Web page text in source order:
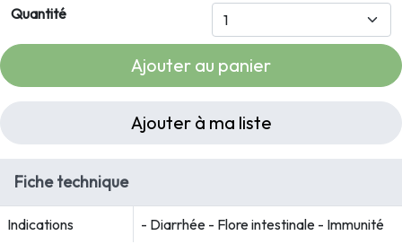
Quantité
Ajouter au panier
Ajouter à ma liste
Fiche technique
Indications - Diarrhée - Flore intestinale - Immunité